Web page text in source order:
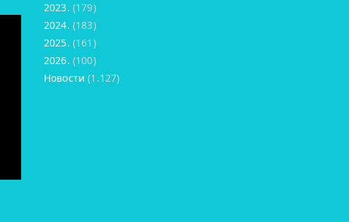
2023. (179)
2024. (183)
2025. (161)
2026. (100)
Новости (1.127)